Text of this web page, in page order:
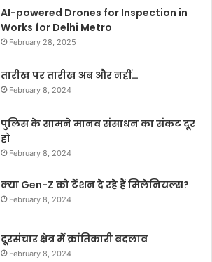
AI-powered Drones for Inspection in
Works for Delhi Metro
February 28, 2025
तारीख पर तारीख अब और नहीं…
February 8, 2024
पुलिस के सामने मानव संसाधन का संकट दूर
हो
February 8, 2024
क्या Gen-Z को टेंशन दे रहे हैं मिलेनियल्स?
February 8, 2024
दूरसंचार क्षेत्र में क्रांतिकारी बदलाव
February 8, 2024